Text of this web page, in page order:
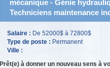
mécanique - Génie
Techniciens maintenance
Salaire : De 52000$ à 72800$
Type de poste : Permanent
Ville :
Prêt(e) à donner un nouveau sens à